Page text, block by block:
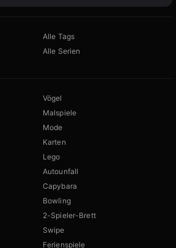
Alle Tags
Alle Serien
Vögel
Malspiele
Mode
Karten
Lego
Autounfall
Capybara
Bowling
2-Spieler-Brett
Swipe
Ferienspiele